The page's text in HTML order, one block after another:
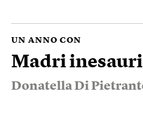
UN ANNO CON
Madri
Donatella Di